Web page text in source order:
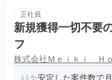
正社員
新規獲得一切不要
フ
株式会社Ｍｅｉｋｉ Ｈ
✨安定した案件数で